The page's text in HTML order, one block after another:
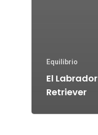
Equilibrio
El Labrador
Retriever